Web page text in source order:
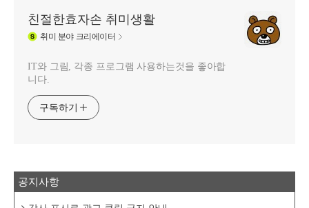
친절한효자손 취미생활
취미 분야 크리에이터
IT와 그림, 각종 프로그램 사용하는것을 좋아합
니다.
구독하기
공지사항